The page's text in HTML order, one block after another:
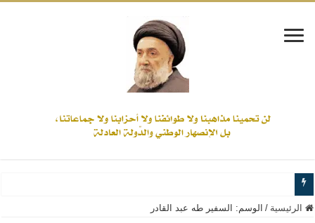
www.alamine.net
الرئيسية / الوسم: السفير طه عبد القادر